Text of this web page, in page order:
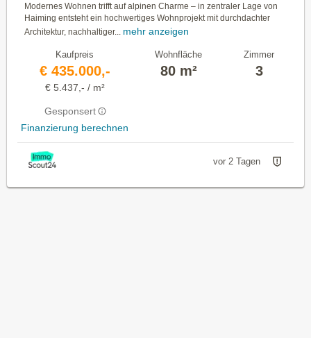
Modernes Wohnen trifft auf alpinen Charme – in zentraler Lage von
Haiming entsteht ein hochwertiges Wohnprojekt mit durchdachter
Architektur, nachhaltiger...
mehr anzeigen
Kaufpreis
€ 435.000,-
€ 5.437,- / m²
Gesponsert
Finanzierung berechnen
Wohnfläche
80 m²
Zimmer
3
vor 2 Tagen